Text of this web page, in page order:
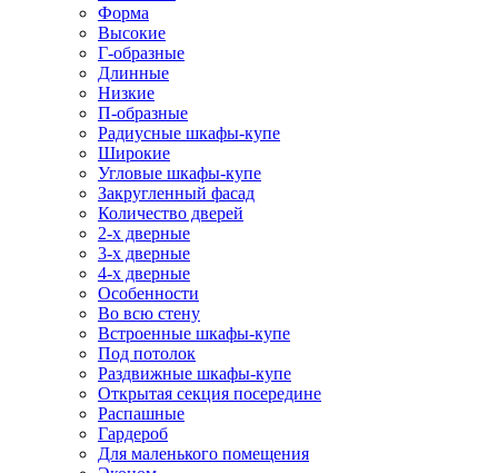
Форма
Высокие
Г-образные
Длинные
Низкие
П-образные
Радиусные шкафы-купе
Широкие
Угловые шкафы-купе
Закругленный фасад
Количество дверей
2-х дверные
3-х дверные
4-х дверные
Особенности
Во всю стену
Встроенные шкафы-купе
Под потолок
Раздвижные шкафы-купе
Открытая секция посередине
Распашные
Гардероб
Для маленького помещения